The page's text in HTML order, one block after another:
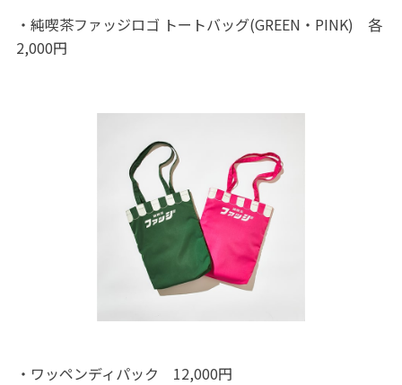
・純喫茶ファッジロゴ トートバッグ(GREEN・PINK) 各
2,000円
・ワッペンディパック 12,000円